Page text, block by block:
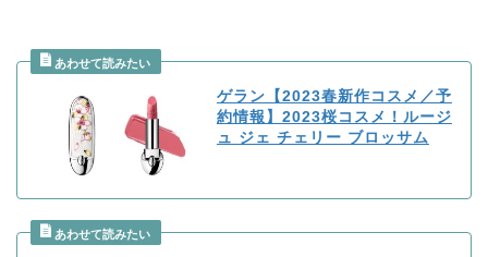
ゲラン【2023春新作コスメ／予
約情報】2023桜コスメ！ルージ
ュ ジェ チェリー ブロッサム